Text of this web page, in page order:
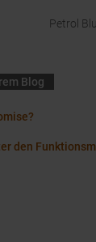
Petrol
Blog
den